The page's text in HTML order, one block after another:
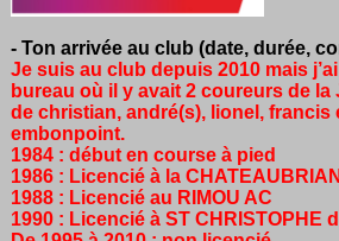
- Ton arrivée au club (date, durée,
Je suis au club depuis 2010 mais
bureau où il y avait 2 coureurs de
de christian, andré(s), lionel, francis
embonpoint.
1984 : début en course à pied
1986 : Licencié à la
1988 : Licencié au RIMOU AC
1990 : Licencié à ST CHRISTOPHE